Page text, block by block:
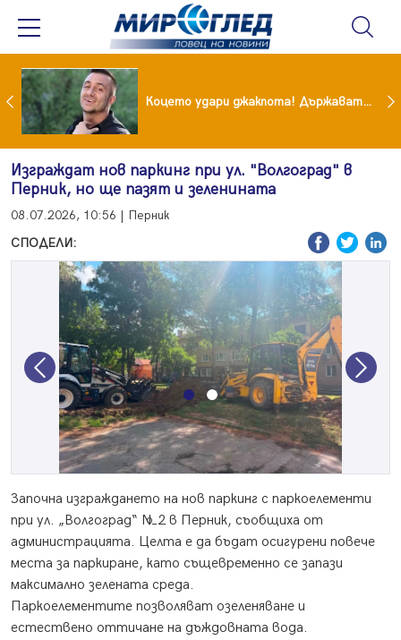
Изграждат нов паркинг при ул. "Волгоград" в
Перник, но ще пазят и зеленината
08.07.2026, 10:56 | Перник
СПОДЕЛИ:
Previous Next
Започна изграждането на нов паркинг с паркоелементи
при ул. „Волгоград“ №2 в Перник, съобщиха от
администрацията. Целта е да бъдат осигурени повече
места за паркиране, като същевременно се запази
максимално зелената среда.
Паркоелементите позволяват озеленяване и
естествено оттичане на дъждовната вода.